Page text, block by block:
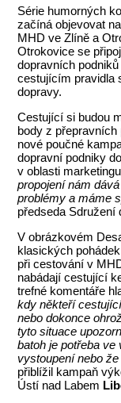
Série humorných
začíná objevovat
MHD ve Zlíně a
Otrokovice se
dopravních
cestujícím pravidla
dopravy.
Cestující si budou
body z
nové poučné
dopravní podniky
v oblasti
propojení nám
problémy a máme
předseda
V obrázkovém
klasických
při cestování v
nabádají cestující
trefné komentáře
kdy někteří
nebo dokonce
tyto situace
batoh je potřeba
vystoupení nebo
přiblížil kampaň
Ústí nad Labem